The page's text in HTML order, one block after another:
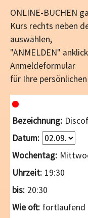
ONLINE-BUCHEN
Kurs rechts neben
auswählen,
"ANMELDEN"
Anmeldeformular
für Ihre
19:30
20:30
fortlaufend